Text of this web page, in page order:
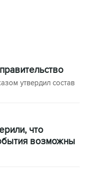
утвердил состав
что
возможны